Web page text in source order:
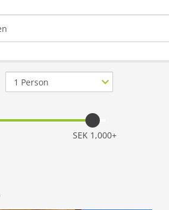
Antal
personer
SEK 1,000+